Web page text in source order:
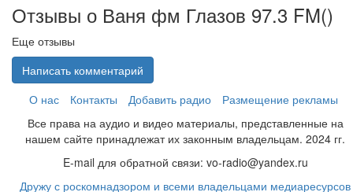
Отзывы о Ваня фм Глазов 97.3 FM()
Еще отзывы
Написать комментарий
О нас
Контакты Добавить радио
Размещение рекламы
Все права на аудио и видео материалы, представленные на
нашем сайте принадлежат их законным владельцам. 2024 гг.
E-mail для обратной связи: vo-radio@yandex.ru
Дружу с роскомнадзором и всеми владельцами медиаресурсов